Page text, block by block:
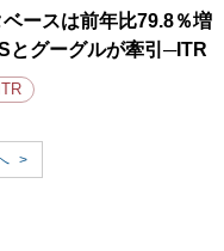
ースは前年比79.8％増
とグーグルが牽引─ITR
ITR
>